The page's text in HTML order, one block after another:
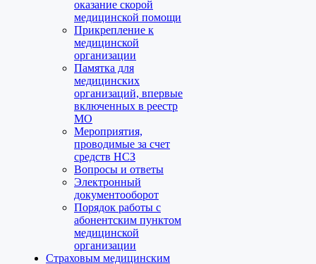
оказание скорой
медицинской помощи
Прикрепление к
медицинской
организации
Памятка для
медицинских
организаций, впервые
включенных в реестр
МО
Мероприятия,
проводимые за счет
средств НСЗ
Вопросы и ответы
Электронный
документооборот
Порядок работы с
абонентским пунктом
медицинской
организации
Страховым медицинским